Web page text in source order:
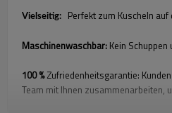
Vielseitig: Perfekt zum Kuscheln
Maschinenwaschbar: Kein
100 %Zufriedenheitsgarantie:
Team mit Ihnen zusammenarbeiten,